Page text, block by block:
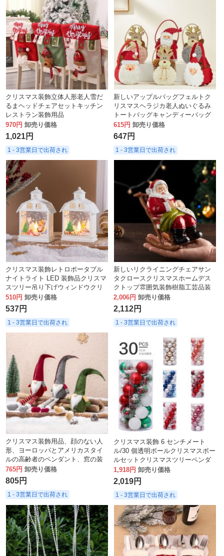
クリスマス装飾立体人形老人雪だ
るまヘッドチェアセットキッチン
レストラン装飾用品
970円 卸売り価格
1,021円
1 - 3営業日で出荷され
新しいアップルバッグフェルトク
リスマスヘラジカ老人ぬいぐるみ
トートバッグキャンディーバッグ
クリスマス子供のギフトバッグ
615円 卸売り価格
647円
1 - 3営業日で出荷され
クリスマス装飾レトロポータブル
ナイトライト LED 装飾品クリスマ
スツリー吊り下げウィンドウクリ
エイティブ小道具
510円 卸売り価格
537円
1 - 3営業日で出荷され
新しいリクライニングチェアサン
タクロースクリスマスホームデス
クトップ雰囲気装飾樹脂工芸品装
飾品
2,006円 卸売り価格
2,112円
1 - 3営業日で出荷され
クリスマス装飾用品、顔のない人
形、ヨーロッパとアメリカスタイ
ルの高齢者のペンダント、窓の装
飾バッチ
765円 卸売り価格
805円
1 - 3営業日で出荷され
クリスマス装飾 6 センチメート
ル/30 個透明ボールクリスマスボー
ルセットクリスマスツリーペンダ
ント
1,918円 卸売り価格
2,019円
1 - 3営業日で出荷され